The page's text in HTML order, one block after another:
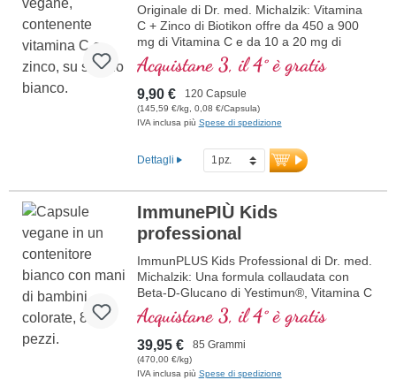
Originale di Dr. med. Michalzik: Vitamina
C + Zinco di Biotikon offre da 450 a 900
mg di Vitamina C e da 10 a 20 mg di
Zinco organico legato per dose
giornaliera. Questa combinazione
supporta il sistema immunitario e
contribuisce alla protezione delle cellule
dallo stress ossidativo. Il contenuto delle
Confezionato in una sigillatura priva di
alluminio, è ideale per l'integrazione
gli standard di qualità più elevati.
ulteriori informazioni su Vitamina C +
Zinco
Acquistane 3, il 4° è gratis
9,90 € 120 Capsule
(145,59 €/kg, 0,08 €/Capsula)
IVA inclusa più Spese di spedizione
Dettagli
ImmunePIÙ Kids
professional
ImmunPLUS Kids Professional di Dr. med.
Michalzik: Una formula collaudata con
Beta-D-Glucano di Yestimun®, Vitamina C
naturale da Acerola bio, Vitamina D3
vegana e Zinco organicamente legato.
Progettato specificamente per bambini,
supporta il sistema immunitario in modo
mirato e sicuro. Contiene anche Inulina
Acquistane 3, il 4° è gratis
39,95 € 85 Grammi
(470,00 €/kg)
IVA inclusa più Spese di spedizione